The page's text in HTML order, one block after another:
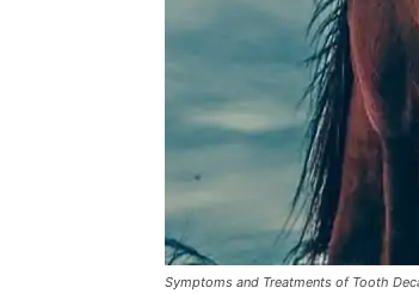
Symptoms and Treatments of Tooth